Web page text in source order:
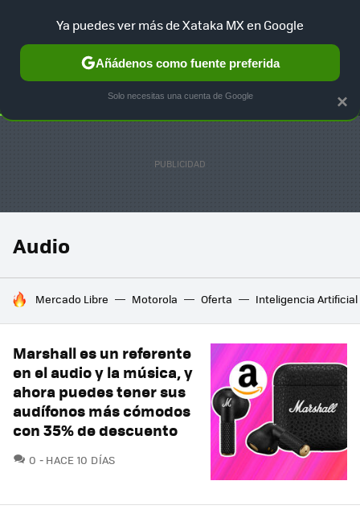
SELECCIÓN GAMING HOME AUTO TERRITORIO
Audio
HOY SE HABLA DE
Mercado Libre Motorola Oferta Inteligencia Artificial
Marshall es un referente
en el audio y la música, y
ahora puedes tener sus
audífonos más cómodos
con 35% de descuento
0 COMENTARIOS
HACE 10 DÍAS
×
Ya puedes ver más de Xataka MX en Google
Añádenos como fuente preferida
Solo necesitas una cuenta de Google